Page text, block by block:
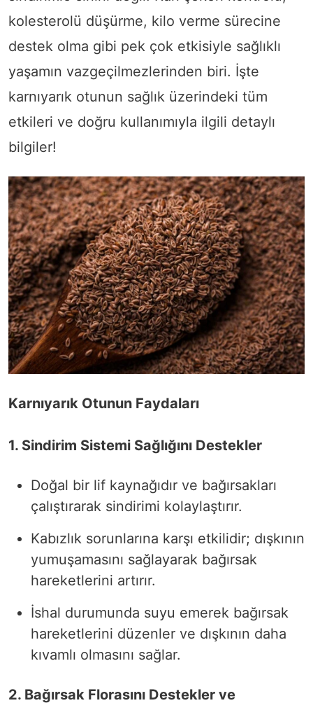
kolesterolü düşürme, kilo verme sürecine
destek olma gibi pek çok etkisiyle sağlıklı
yaşamın vazgeçilmezlerinden biri. İşte
karnıyarık otunun sağlık üzerindeki tüm
etkileri ve doğru kullanımıyla ilgili detaylı
bilgiler!
Karnıyarık Otunun Faydaları
1. Sindirim Sistemi Sağlığını Destekler
Doğal bir lif kaynağıdır ve bağırsakları
çalıştırarak sindirimi kolaylaştırır.
Kabızlık sorunlarına karşı etkilidir; dışkının
yumuşamasını sağlayarak bağırsak
hareketlerini artırır.
İshal durumunda suyu emerek bağırsak
hareketlerini düzenler ve dışkının daha
kıvamlı olmasını sağlar.
2. Bağırsak Florasını Destekler ve